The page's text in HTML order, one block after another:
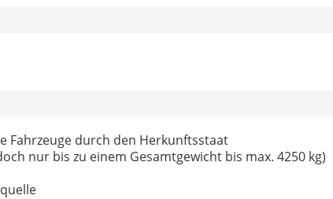
Fahrzeuge durch den Herkunftsstaat
nur bis zu einem Gesamtgewicht bis max. 4250 kg)